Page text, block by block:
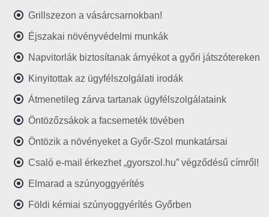
Grillszezon a vásárcsarnokban!
Éjszakai növényvédelmi munkák
Napvitorlák biztosítanak árnyékot a győri játszótereken
Kinyitottak az ügyfélszolgálati irodák
Átmenetileg zárva tartanak ügyfélszolgálataink
Öntözőzsákok a facsemeték tövében
Öntözik a növényeket a Győr-Szol munkatársai
Csaló e-mail érkezhet „gyorszol.hu” végződésű címről!
Elmarad a szúnyoggyérítés
Földi kémiai szúnyoggyérítés Győrben